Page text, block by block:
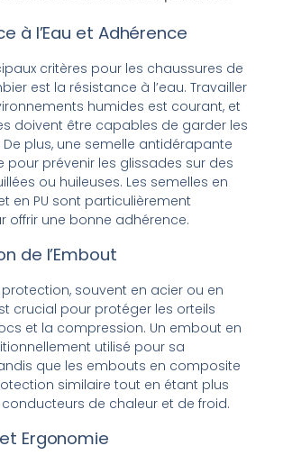
à l’Eau et Adhérence
critères pour les chaussures de
est la résistance à l’eau. Travailler
humides est courant, et
doivent être capables de garder les
plus, une semelle antidérapante
pour prévenir les glissades sur des
ou huileuses. Les semelles en
en PU sont particulièrement
offrir une bonne adhérence.
de l’Embout
protection, souvent en acier ou en
crucial pour protéger les orteils
et la compression. Un embout en
utilisé pour sa
que les embouts en composite
similaire tout en étant plus
de chaleur et de froid.
Ergonomie